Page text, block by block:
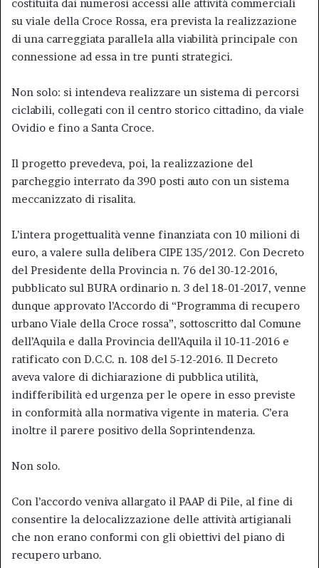
costituita dai numerosi accessi alle attività commerciali
su viale della Croce Rossa, era prevista la realizzazione
di una carreggiata parallela alla viabilità principale con
connessione ad essa in tre punti strategici.
Non solo: si intendeva realizzare un sistema di percorsi
ciclabili, collegati con il centro storico cittadino, da viale
Ovidio e fino a Santa Croce.
Il progetto prevedeva, poi, la realizzazione del
parcheggio interrato da 390 posti auto con un sistema
meccanizzato di risalita.
L’intera progettualità venne finanziata con 10 milioni di
euro, a valere sulla delibera CIPE 135/2012. Con Decreto
del Presidente della Provincia n. 76 del 30-12-2016,
pubblicato sul BURA ordinario n. 3 del 18-01-2017, venne
dunque approvato l’Accordo di “Programma di recupero
urbano Viale della Croce rossa”, sottoscritto dal Comune
dell’Aquila e dalla Provincia dell’Aquila il 10-11-2016 e
ratificato con D.C.C. n. 108 del 5-12-2016. Il Decreto
aveva valore di dichiarazione di pubblica utilità,
indifferibilità ed urgenza per le opere in esso previste
in conformità alla normativa vigente in materia. C’era
inoltre il parere positivo della Soprintendenza.
Non solo.
Con l’accordo veniva allargato il PAAP di Pile, al fine di
consentire la delocalizzazione delle attività artigianali
che non erano conformi con gli obiettivi del piano di
recupero urbano.